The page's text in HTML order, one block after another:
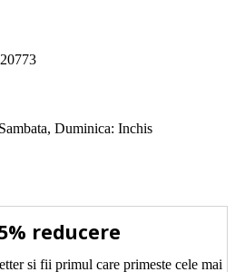
Duminica: Inchis
reducere
si fii primul care primeste cele mai